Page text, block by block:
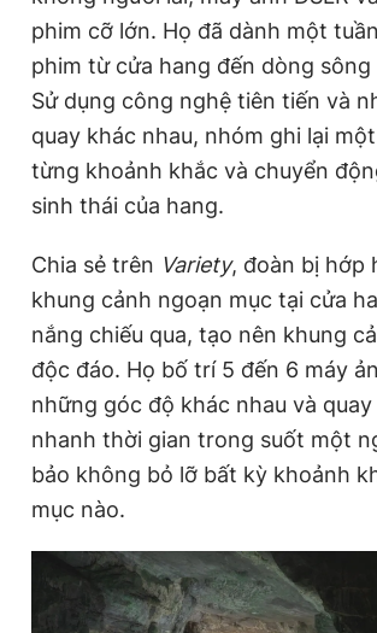
phim cỡ lớn. Họ đã dành một
phim từ cửa hang đến dòng sông
Sử dụng công nghệ tiên tiến và
quay khác nhau, nhóm ghi lại
từng khoảnh khắc và chuyển
sinh thái của hang.
Chia sẻ trên Variety, đoàn bị hớp
khung cảnh ngoạn mục tại cửa
nắng chiếu qua, tạo nên khung
độc đáo. Họ bố trí 5 đến 6 máy
những góc độ khác nhau và
nhanh thời gian trong suốt một
bảo không bỏ lỡ bất kỳ khoảnh
mục nào.